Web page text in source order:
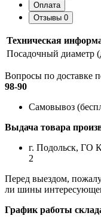
Оплата
Отзывы 0
Техническая
Посадочный диаметр
Вопросы по доставке
98-90
Самовывоз
Выдача товара
г. Подольск, ГО
2
Перед выездом,
ли шины
График работы